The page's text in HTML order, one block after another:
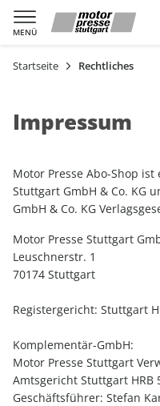
MENÜ
Warenkorb
Startseite Rechtliches
Impressum
Motor Presse Abo-Shop
Stuttgart GmbH & Co. KG
GmbH & Co. KG
Motor Presse Stuttgart
Leuschnerstr. 1
70174 Stuttgart
Registergericht: Stuttgart
Komplementär-GmbH:
Motor Presse Stuttgart
Amtsgericht Stuttgart HRB
Geschäftsführer: Stefan